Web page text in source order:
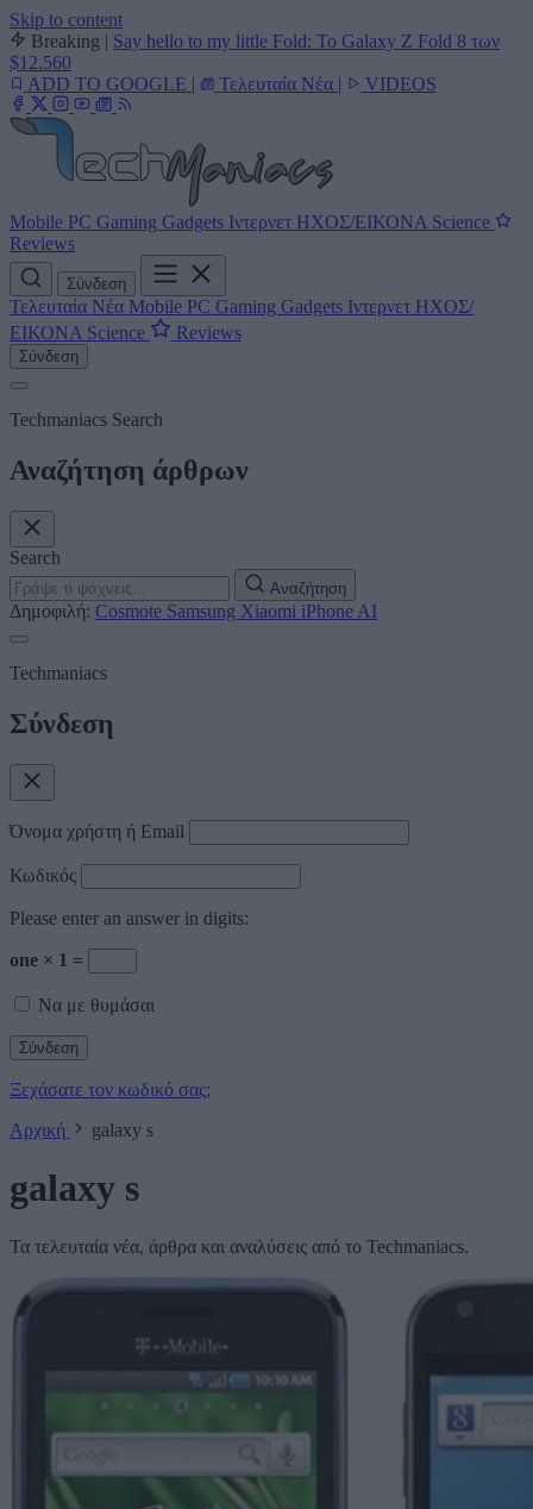
Skip to content
Breaking | Say hello to my little Fold: Το Galaxy Z Fold 8 των
$12.560
ADD TO GOOGLE | Τελευταία Νέα | VIDEOS
Mobile PC Gaming Gadgets Ιντερνετ ΗΧΟΣ/ΕΙΚΟΝΑ Science
Reviews
Σύνδεση
Τελευταία Νέα Mobile PC Gaming Gadgets Ιντερνετ ΗΧΟΣ/
ΕΙΚΟΝΑ Science Reviews
Σύνδεση
Techmaniacs Search
Αναζήτηση άρθρων
Search
Αναζήτηση
Δημοφιλή: Cosmote Samsung Xiaomi iPhone AI
Techmaniacs
Σύνδεση
Όνομα χρήστη ή Email
Κωδικός
Please enter an answer in digits:
one × 1 =
Να με θυμάσαι
Ξεχάσατε τον κωδικό σας;
Αρχική
galaxy s
galaxy s
Τα τελευταία νέα, άρθρα και αναλύσεις από το Techmaniacs.